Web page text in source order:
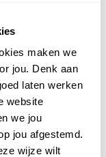
maken we
jou. Denk aan
laten werken
website
we jou
jou afgestemd.
wijze wilt